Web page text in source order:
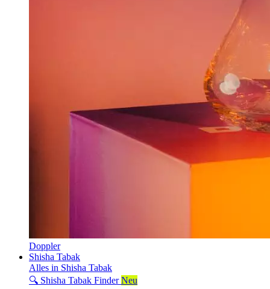
Doppler
Shisha Tabak
Alles in Shisha Tabak
🔍 Shisha Tabak Finder Neu